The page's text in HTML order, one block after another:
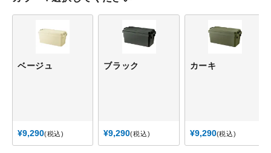
ベージュ
¥9,290 税込
ブラック
¥9,290 税込
カーキ
¥9,290 税込